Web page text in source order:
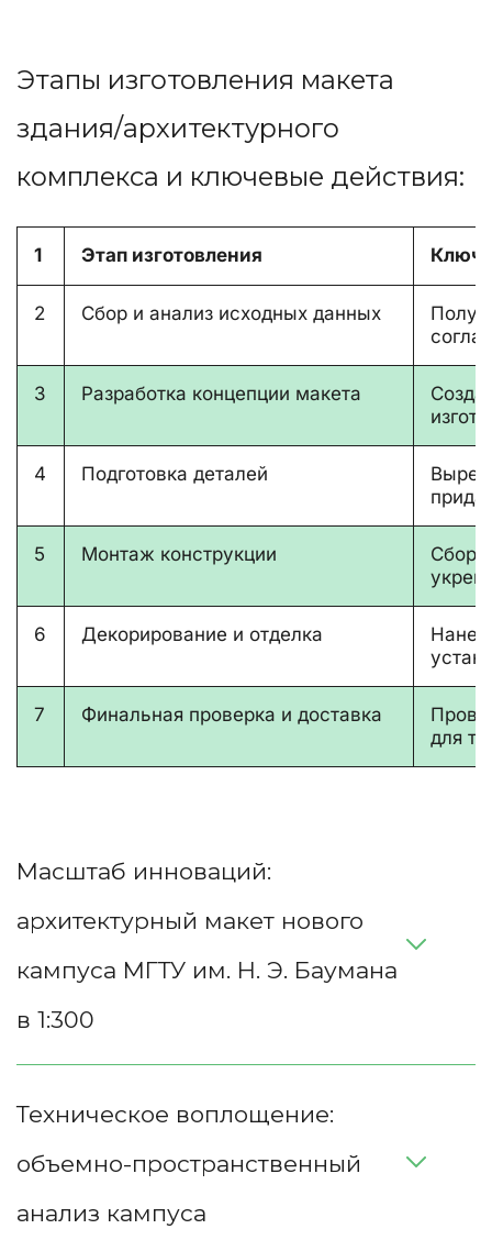
Этапы изготовления макета
здания/архитектурного
комплекса и ключевые действия:
1 Этап изготовления
2 Сбор и анализ исходных данных
3 Разработка концепции макета
4 Подготовка деталей
5 Монтаж конструкции
6 Декорирование и отделка
7 Финальная проверка и доставка
для
Масштаб инноваций:
архитектурный макет нового
кампуса МГТУ им. Н. Э. Баумана
в 1:300
Техническое воплощение:
объемно-пространственный
анализ кампуса